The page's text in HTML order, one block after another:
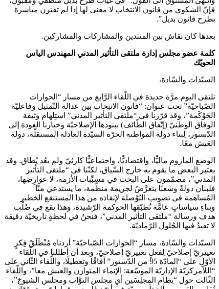
فإنّ الشكوى من قانون الانتخاب لا معنى لها إذا لم تقترن مباشرة
بطرح قانون بديل”.
بعدها كان نقاش بين المنتدين والمشاركات والمشاركين.
كلمة عضو مجلس إدارة ملتقى التأثير المدني المهندس الياس
الحويّك
السيّدات والسّادة،
نلتقي اليوم مرَّة جديدة في اللّقاء الرَّابع من مسار “الحوارات
الصّباحيّة” تحت عنوان: “قانون الانتِخاب بين عدالة التّمثيل وفاعليّة
الحَوْكَمة”، وقد قرّرنا في “ملتقى التأثير المدني” استِلهام وثيقة
الوفاق الوطنيّ (إتّفاق الطّائف) ببنودها الإصلاحيّة وخيارنا العودة إلى
الدّستور، لِبناء دولة المواطنة الحرّة السيّدة العادلة المستقلّة، دولة
العَيش معًا.
الوضع المأزوم ماليًّا، واقتصاديًّا، واجتماعيًّا كارثيّ ولم يعُد يُطاق. وقد
يعتبر البعض ما نقوم به خارج السّياق، لكنّنا في “ملتقى التأثير
المدني”، مصمّمون على البحث في مسبِّبات الأزمة، لا عوارِضِها،
فلبنان دولةً وشعبًا يتعرَّضُ لجريمة منظّمة، ما يستدعي منَّا
المُساهمة في تصويب البُوْصلة لإنقاذه من هذا المستنقع الخطير
وبناءِ سياساتٍ عامَّة تُطبّقها الحوكمة الرّشيدة، وهذا يقع في صُلْب
هدف ورسالة “ملتقى التأثير المدني”، فنحنُ في لحظةٍ تاريخيّة دقيقة
لا تفيدُ فيها الحُلول الرّماديّة.
السيّدات والسّادة، مسار “الحوارات الصّباحيّة” أردناه مُنْطَلَقُ فِكرٍ
تغييريّ إصلاحيّ لِفعلٍ تغييريّ إصلاحيّ، وبعد أن أطللنا في اللّقاء
الأوّل على “المادّة 95 من الدّستور” آفاقًا وتعطيلًا، واللّقاء الثّاني على
“اللاّمركزيّة الإداريّة الموسّعة: الإنماء المتوازن والعيش معا”، واللّقاء
الثّالث حول “نِظام المجلِسَين أي مجلس النوَّاب ومجلس الشيوخ”،